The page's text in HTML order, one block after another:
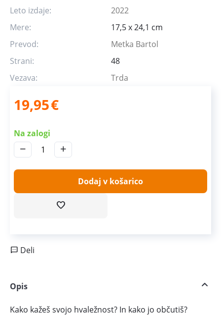
Leto izdaje:
2022
Mere:
17,5 x 24,1 cm
Prevod:
Metka Bartol
Strani:
48
Vezava:
Trda
19,95€
Na zalogi
+
−
Dodaj v košarico
Deli
Opis
Kako kažeš svojo hvaležnost? In kako jo občutiš?